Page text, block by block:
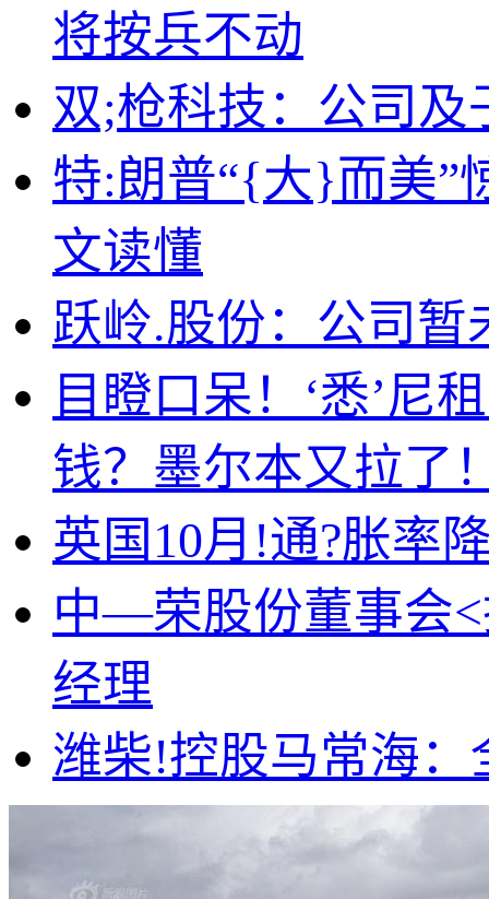
将按兵不动
双;枪科技：公司
特:朗普“{大}而美”
文读懂
跃岭.股份：公司暂
目瞪口呆！‘悉’尼
钱？墨尔本又拉了
英国10月!通?胀率
中—荣股份董事会
经理
潍柴!控股马常海